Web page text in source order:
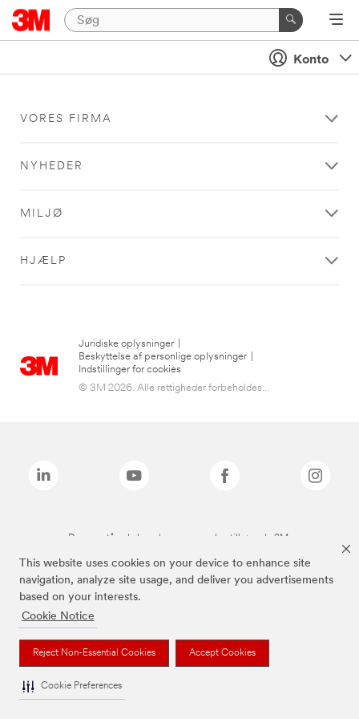
This website uses cookies on your device to enhance site
navigation, analyze site usage, and deliver you advertisements
based on your interests.
Cookie Notice
Reject Non-Essential Cookies Accept Cookies
Cookie Preferences
Konto
VORES FIRMA
NYHEDER
MILJØ
HJÆLP
Juridiske oplysninger
Beskyttelse af personlige oplysninger
Indstillinger for cookies
© 3M 2026. Alle rettigheder forbeholdes...
De ovenstående brands er varemærker tilhørende 3M.